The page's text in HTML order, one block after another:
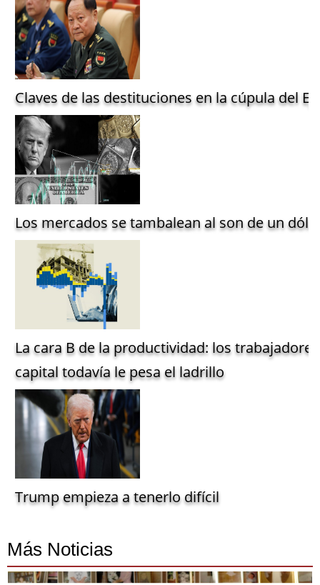
Claves de las destituciones en la cúpula del
Los mercados se tambalean al son de un
La cara B de la productividad: los
capital todavía le pesa el ladrillo
Trump empieza a tenerlo difícil
Más Noticias